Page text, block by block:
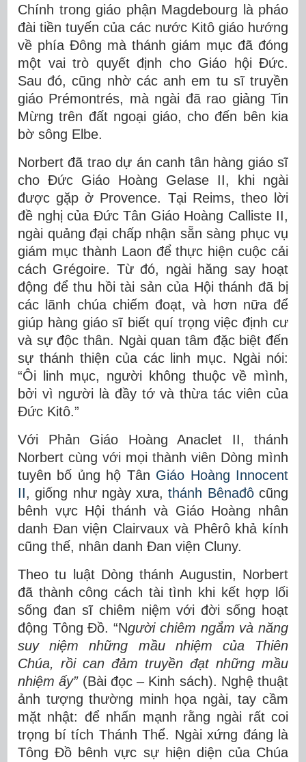
Chính trong giáo phận Magdebourg là pháo
đài tiền tuyến của các nước Kitô giáo hướng
về phía Đông mà thánh giám mục đã đóng
một vai trò quyết định cho Giáo hội Đức.
Sau đó, cũng nhờ các anh em tu sĩ truyền
giáo Prémontrés, mà ngài đã rao giảng Tin
Mừng trên đất ngoại giáo, cho đến bên kia
bờ sông Elbe.
Norbert đã trao dự án canh tân hàng giáo sĩ
cho Đức Giáo Hoàng Gelase II, khi ngài
được gặp ở Provence. Tại Reims, theo lời
đề nghị của Đức Tân Giáo Hoàng Calliste II,
ngài quảng đại chấp nhận sẵn sàng phục vụ
giám mục thành Laon để thực hiện cuộc cải
cách Grégoire. Từ đó, ngài hăng say hoạt
động để thu hồi tài sản của Hội thánh đã bị
các lãnh chúa chiếm đoạt, và hơn nữa để
giúp hàng giáo sĩ biết quí trọng việc định cư
và sự độc thân. Ngài quan tâm đặc biệt đến
sự thánh thiện của các linh mục. Ngài nói:
“Ôi linh mục, người không thuộc về mình,
bởi vì người là đầy tớ và thừa tác viên của
Đức Kitô.”
Với Phản Giáo Hoàng Anaclet II, thánh
Norbert cùng với mọi thành viên Dòng mình
tuyên bố ủng hộ Tân Giáo Hoàng Innocent
II, giống như ngày xưa,thánh Bênađôcũng
bênh vực Hội thánh và Giáo Hoàng nhân
danh Đan viện Clairvaux và Phêrô khả kính
cũng thế, nhân danh Đan viện Cluny.
Theo tu luật Dòng thánh Augustin, Norbert
đã thành công cách tài tình khi kết hợp lối
sống đan sĩ chiêm niệm với đời sống hoạt
động Tông Đồ. “Người chiêm ngắm và năng
suy niệm những mầu nhiệm của Thiên
Chúa, rồi can đảm truyền đạt những mầu
nhiệm ấy”(Bài đọc – Kinh sách). Nghệ thuật
ảnh tượng thường minh họa ngài, tay cầm
mặt nhật: để nhấn mạnh rằng ngài rất coi
trọng bí tích Thánh Thể. Ngài xứng đáng là
Tông Đồ bênh vực sự hiện diện của Chúa